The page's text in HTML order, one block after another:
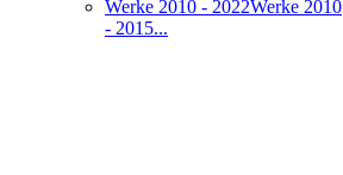
Werke 2010 - 2022Werke 2010
- 2015...